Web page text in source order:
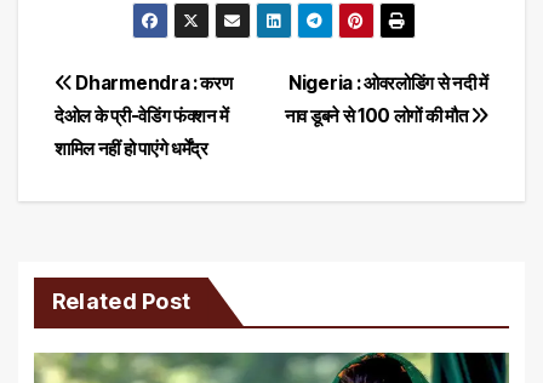
Post
navigation
Nigeria : ओवरलोडिंग से नदी में
नाव डूबने से 100 लोगों की मौत
Dharmendra : करण
देओल के प्री-वेडिंग फंक्शन में
शामिल नहीं हो पाएंगे धर्मेंद्र
Related Post